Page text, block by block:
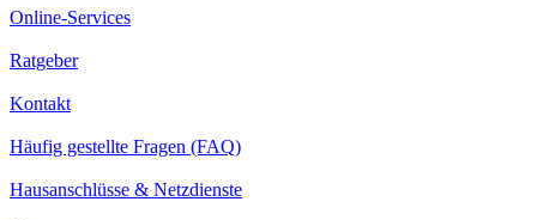
Online-Services
Ratgeber
Kontakt
Häufig gestellte Fragen (FAQ)
Hausanschlüsse & Netzdienste